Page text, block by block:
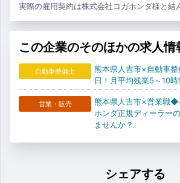
実際の雇用契約は株式会社コガホンダ様と結
この企業のそのほかの求人情
自動車整備士
熊本県人吉市×自動車
日！月平均残業5～10時
営業・販売
熊本県人吉市×営業職◆
ホンダ正規ディーラー
ませんか？
シェアする